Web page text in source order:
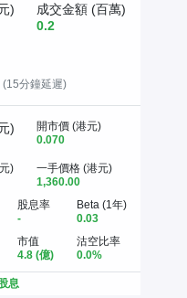
)
成交金額 (百萬)
0.2
分鐘延遲)
)
開市價 (港元)
0.070
)
一手價格 (港元)
1,360.00
股息率
-
Beta (1年)
0.03
市值
4.8 (億)
沽空比率
0.0%
息